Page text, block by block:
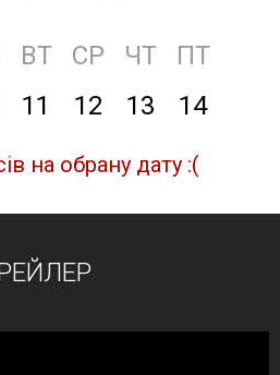
ВТ СР ЧТ
ПТ
11 12 13 14
на обрану дату :(